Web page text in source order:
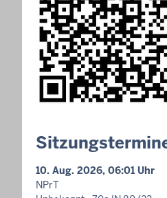
10. Aug. 2026, 06:01 Uhr
NPrT